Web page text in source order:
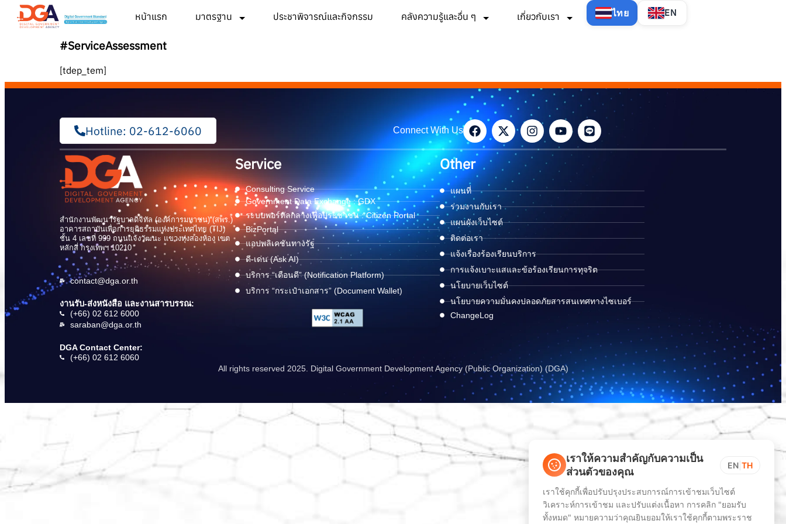
หน้าแรก มาตรฐาน ประชาพิจารณ์และกิจกรรม คลังความรู้และอื่น ๆ เกี่ยวกับเรา ไทย EN
#ServiceAssessment
[tdep_tem]
Hotline: 02-612-6060 Connect With Us
สำนักงานพัฒนารัฐบาลดิจิทัล (องค์การมหาชน) (สพร.)
อาคารสถาบันเพื่อการยุติธรรมแห่งประเทศไทย (TIJ)
ชั้น 4 เลขที่ 999 ถนนแจ้งวัฒนะ แขวงทุ่งสองห้อง เขต
หลักสี่ กรุงเทพฯ 10210
contact@dga.or.th
งานรับ-ส่งหนังสือ และงานสารบรรณ:
(+66) 02 612 6000
saraban@dga.or.th
DGA Contact Center:
(+66) 02 612 6060
Service
Consulting Service
Government Data Exchange : GDX
ระบบพอร์ทัลกลางเพื่อประชาชน : Citizen Portal
BizPortal
แอปพลิเคชันทางรัฐ
ดี-เด่น (Ask AI)
บริการ “เตือนดี” (Notification Platform)
บริการ “กระเป๋าเอกสาร” (Document Wallet)
Other
แผนที่
ร่วมงานกับเรา
แผนผังเว็บไซต์
ติดต่อเรา
แจ้งเรื่องร้องเรียนบริการ
การแจ้งเบาะแสและข้อร้องเรียนการทุจริต
นโยบายเว็บไซต์
นโยบายความมั่นคงปลอดภัยสารสนเทศทางไซเบอร์
ChangeLog
All rights reserved 2025. Digital Government Development Agency (Public Organization) (DGA)
เราให้ความสำคัญกับความเป็น
ส่วนตัวของคุณ
EN TH
เราใช้คุกกี้เพื่อปรับปรุงประสบการณ์การเข้าชมเว็บไซต์
วิเคราะห์การเข้าชม และปรับแต่งเนื้อหา การคลิก "ยอมรับ
ทั้งหมด" หมายความว่าคุณยินยอมให้เราใช้คุกกี้ตามพระราช